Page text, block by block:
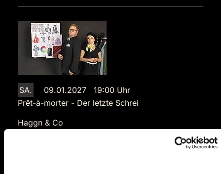
SA.
09.01.2027 19:00 Uhr
Prêt-à-morter - Der letzte Schrei
Haggn & Co